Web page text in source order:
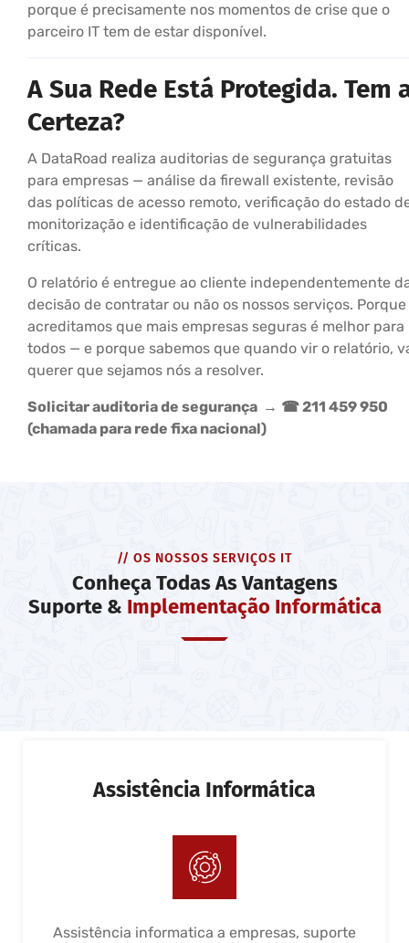
porque é precisamente nos momentos de crise que o
parceiro IT tem de estar disponível.
A Sua Rede Está Protegida. Tem
Certeza?
A DataRoad realiza auditorias de segurança gratuitas
para empresas — análise da firewall existente, revisão
das políticas de acesso remoto, verificação do estado
monitorização e identificação de vulnerabilidades
críticas.
O relatório é entregue ao cliente independentemente
decisão de contratar ou não os nossos serviços. Porque
acreditamos que mais empresas seguras é melhor para
todos — e porque sabemos que quando vir o relatório,
querer que sejamos nós a resolver.
Solicitar auditoria de segurança → ☎ 211 459 950
(chamada para rede fixa nacional)
// OS NOSSOS SERVIÇOS IT
Conheça Todas As Vantagens
Suporte & Implementação Informática
Assistência Informática
Assistência informatica a empresas, suporte